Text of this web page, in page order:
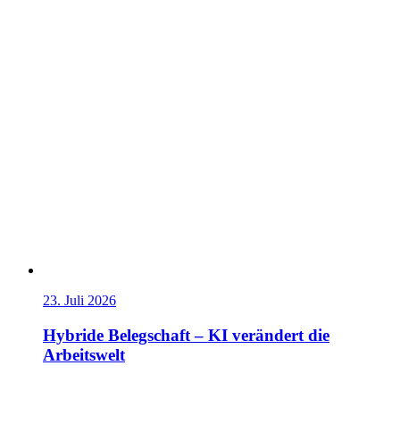
23. Juli 2026
Hybride Belegschaft – KI verändert die
Arbeitswelt